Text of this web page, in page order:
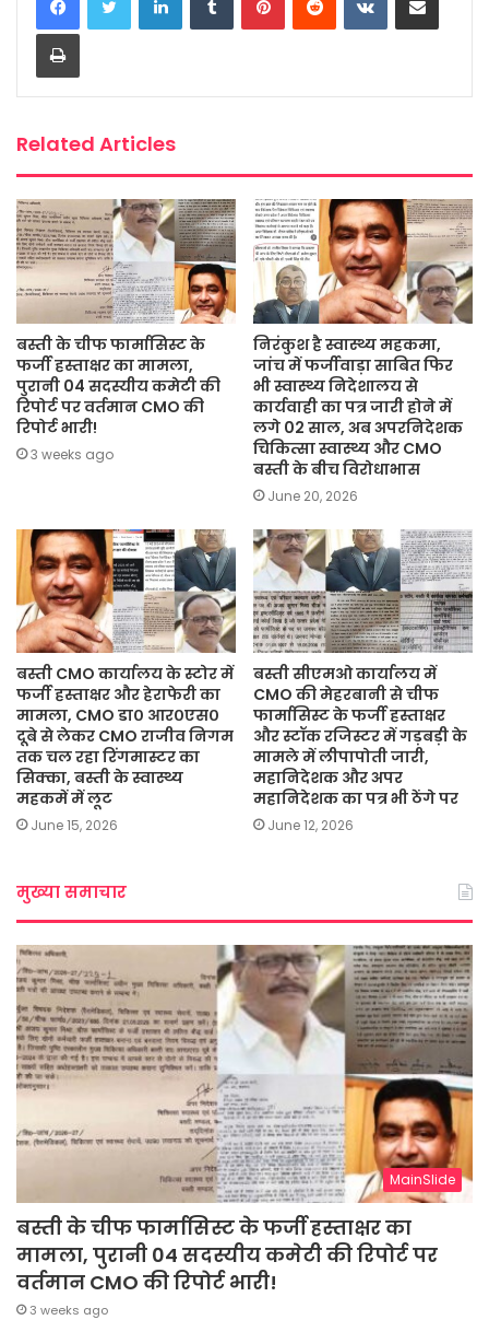
b
o
o
t
s
a
e
Print
Related Articles
बस्ती के चीफ फार्मासिस्ट के
फर्जी हस्ताक्षर का मामला,
पुरानी 04 सदस्यीय कमेटी की
रिपोर्ट पर वर्तमान CMO की
रिपोर्ट भारी!
3 weeks ago
निरंकुश है स्वास्थ्य महकमा,
जांच में फर्जीवाड़ा साबित फिर
भी स्वास्थ्य निदेशालय से
कार्यवाही का पत्र जारी होने में
लगे 02 साल, अब अपरनिदेशक
चिकित्सा स्वास्थ्य और CMO
बस्ती के बीच विरोधाभास
June 20, 2026
बस्ती CMO कार्यालय के स्टोर में
फर्जी हस्ताक्षर और हेराफेरी का
मामला, CMO डा० आर०एस०
दूबे से लेकर CMO राजीव निगम
तक चल रहा रिंगमास्टर का
सिक्का, बस्ती के स्वास्थ्य
महकमें में लूट
June 15, 2026
बस्ती सीएमओ कार्यालय में
CMO की मेहरबानी से चीफ
फार्मासिस्ट के फर्जी हस्ताक्षर
और स्टॉक रजिस्टर में गड़बड़ी के
मामले में लीपापोती जारी,
महानिदेशक और अपर
महानिदेशक का पत्र भी ठेंगे पर
June 12, 2026
मुख्या समाचार
MainSlide
बस्ती के चीफ फार्मासिस्ट के फर्जी हस्ताक्षर का
मामला, पुरानी 04 सदस्यीय कमेटी की रिपोर्ट पर
वर्तमान CMO की रिपोर्ट भारी!
3 weeks ago